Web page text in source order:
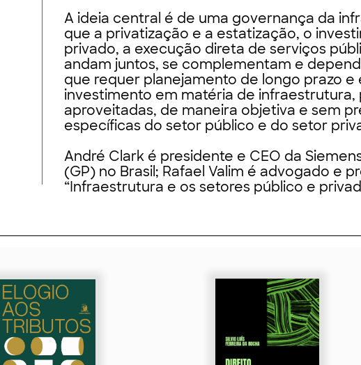
A ideia central é de uma governança da
que a privatização e a estatização, o
privado, a execução direta de serviços
andam juntos, se complementam e
que requer planejamento de longo prazo e
investimento em matéria de infraestrutura,
aproveitadas, de maneira objetiva e sem
específicas do setor público e do setor
André Clark é presidente e CEO da
(GP) no Brasil; Rafael Valim é advogado e
“Infraestrutura e os setores público e